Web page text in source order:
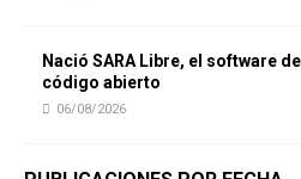
Nació SARA Libre, el software
código abierto
06/08/2026